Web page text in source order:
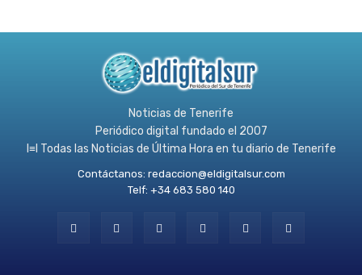
Noticias de Tenerife
Periódico digital fundado el 2007
l≡l Todas las Noticias de Última Hora en tu diario de Tenerife
Contáctanos: redaccion@eldigitalsur.com
Telf: +34 683 580 140